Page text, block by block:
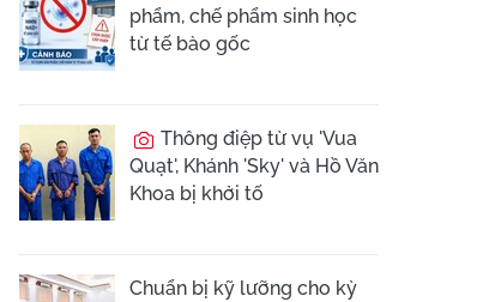
phẩm, chế phẩm sinh học
từ tế bào gốc
Thông điệp từ vụ 'Vua
Quạt', Khánh 'Sky' và Hồ Văn
Khoa bị khởi tố
Chuẩn bị kỹ lưỡng cho kỳ